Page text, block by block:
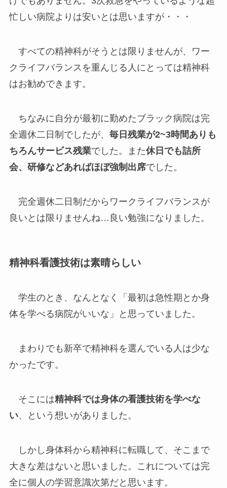
忙しい病院よりは安いとは思いますが・・・
すべての精神科がそうとは限りませんが、ワー
クライフバランスを重んじる人にとっては精神科
はお勧めできます。
ちなみに自分が最初に勤めたブラック病院は完
全週休二日制でしたが、 毎日残業が2~3時間ありも
ちろんサービス残業でした。また休日でも詰所
会、研修などあればほぼ強制出席でした。
完全週休二日制だからワークライフバランスが
良いとは限りませんね…良い勉強になりました。
精神科看護技術は素晴らしい
学生のとき、なんとなく「最初は急性期とか身
体を学べる病院がいいな」と思っていました。
まわりでも新卒で精神科を選んでいる人は少な
かったです。
そこには精神科では身体の看護技術を学べな
い、という想いがありました。
しかし身体科から精神科に転職して、そこまで
大きな差はないと思いました。これについては完
全に個人の学習意識次第だと思います。